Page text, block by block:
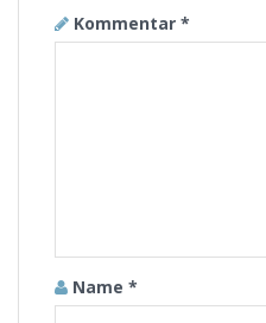
Kommentar *
Name *